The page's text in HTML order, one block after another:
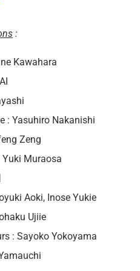
:
Kawahara
: Yasuhiro Nakanishi
Zeng
Muraosa
Aoki, Inose Yukie
Ujiie
: Sayoko Yokoyama